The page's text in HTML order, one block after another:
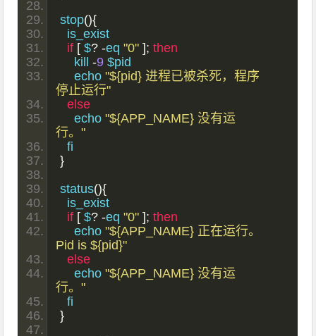
stop(){
  is_exist
if [ $? -eq "0" ]; then
    kill
-9 $pid
    echo
"${pid} 进程已被杀死，程序
停止运行"
else
    echo
"${APP_NAME} 没有运
行。"
  fi
}
status(){
  is_exist
if [ $? -eq "0" ]; then
    echo
"${APP_NAME} 正在运行。
Pid is ${pid}"
else
    echo
"${APP_NAME} 没有运
行。"
  fi
}